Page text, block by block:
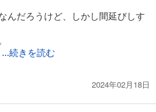
んだろうけど、しかし間延びしす
...続きを読む
2024年02月18日